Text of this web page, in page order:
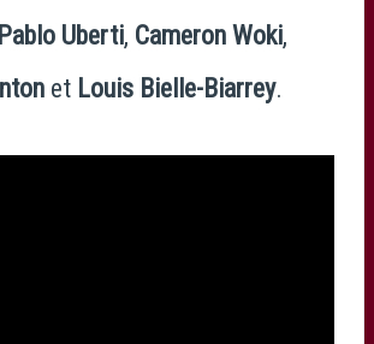
Pablo Uberti, Cameron Woki,
et Louis Bielle-Biarrey.